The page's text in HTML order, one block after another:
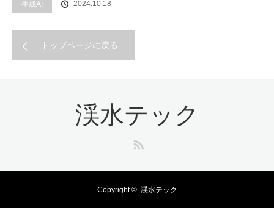
生成AI 2024.10.18
トップページに戻る
渓水テック
Copyright © 渓水テック